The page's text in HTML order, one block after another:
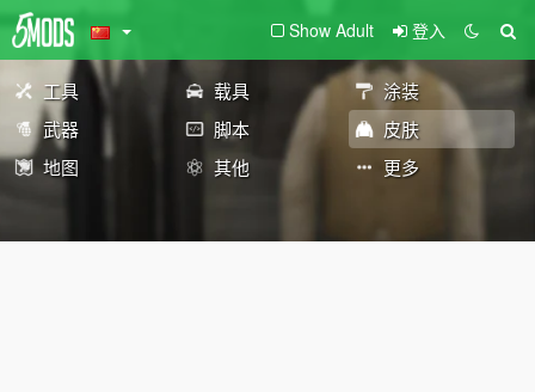
Show Adult 登入
工具 载具
涂装
武器
脚本
皮肤
地图
其他 更多